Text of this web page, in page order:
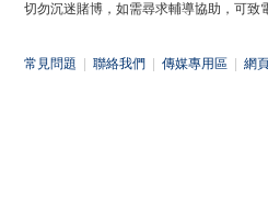
切勿沉迷賭博，如需尋求輔導協助，可致
常見問題 聯絡我們 傳媒專用區 網